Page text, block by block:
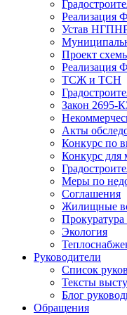
Реализация
Устав
Проект
Реализация
ТСЖ и ТСН
Закон 2695-
Акты
Конкурс по
Конкурс для
Меры по
Соглашения
Жилищные
Экология
Руководители
Список
Тексты
Блог
Обращения